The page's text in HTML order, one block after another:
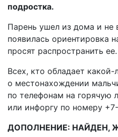
подростка.
Парень ушел из дома и не
появилась ориентировка
просят распространить ее.
Всех, кто обладает
о местонахождении
по телефонам на горячую
или инфоргу по номеру
ДОПОЛНЕНИЕ: НАЙДЕН,